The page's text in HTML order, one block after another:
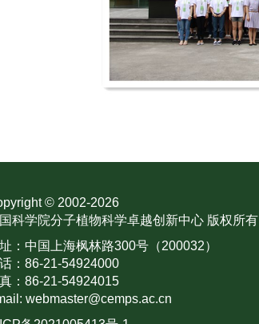
© 2002-2026
科学院分子植物科学卓越创新中心 版权所有
：中国上海枫林路300号（200032）
：86-21-54924000
：86-21-54924015
webmaster@cemps.ac.cn